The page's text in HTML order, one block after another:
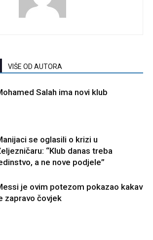
VIŠE OD AUTORA
Salah ima novi klub
se oglasili o krizi u
“Klub danas treba
a ne nove podjele”
je ovim potezom pokazao kakav
zapravo čovjek